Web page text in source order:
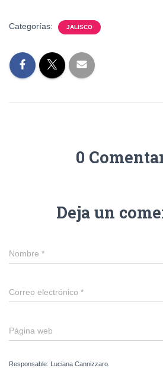
Categorías: JALISCO
0
Deja un
Nombre *
Correo electrónico *
Página web
Responsable: Luciana Cannizzaro.